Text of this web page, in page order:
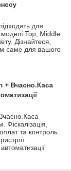
для
Top, Middle
Дізнайтеся,
саме для вашого
+ Вчасно.Каса
—
та контроль